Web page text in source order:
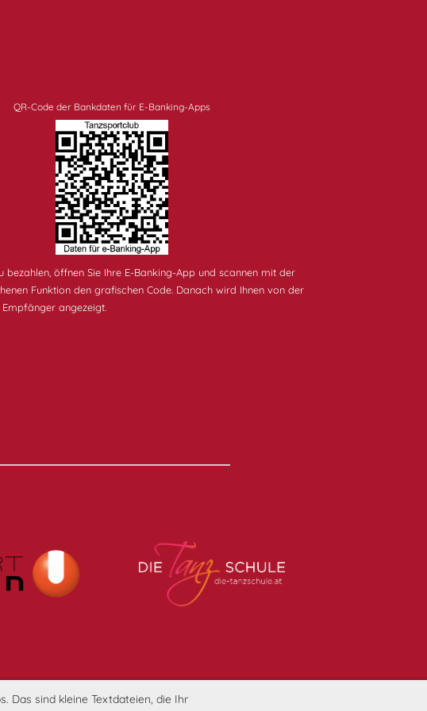
Das sind kleine Textdateien, die Ihr
QR-Code der Bankdaten für E-Banking-Apps
bezahlen, öffnen Sie Ihre E-Banking-App und scannen mit der
Funktion den grafischen Code. Danach wird Ihnen von der
angezeigt.